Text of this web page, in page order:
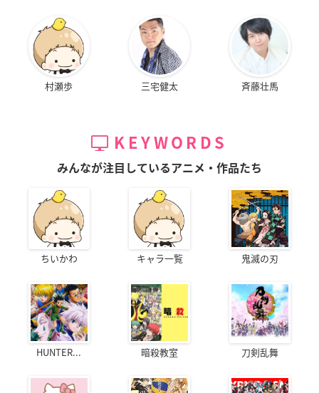
村瀬歩 三宅健太 斉藤壮馬
KEYWORDS
みんなが注目しているアニメ・作品たち
ちいかわ キャラ一覧 鬼滅の刃
HUNTER... 暗殺教室 刀剣乱舞